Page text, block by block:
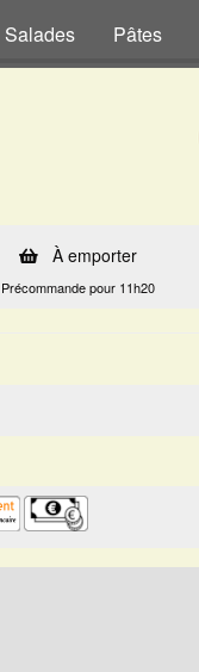
Salades Pâtes
À emporter
Précommande pour 11h20